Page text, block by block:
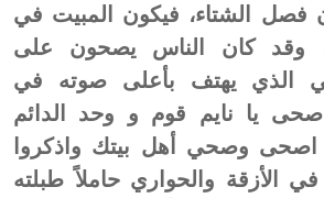
فصل الشتاء، فيكون المبيت في
وقد كان الناس يصحون على
الذي يهتف بأعلى صوته في
يا نايم قوم و وحد الدائم
وصحي أهل بيتك واذكروا
الأزقة والحواري حاملاً طبلته